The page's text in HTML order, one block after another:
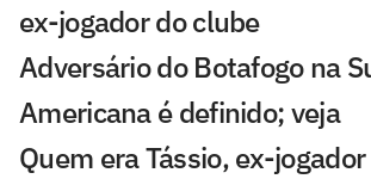
ex-jogador do clube
Adversário do Botafogo na
Americana é definido; veja
Quem era Tássio, ex-